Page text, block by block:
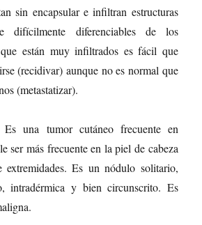
sin encapsular e infiltran estructuras
difícilmente diferenciables de los
están muy infiltrados es fácil que
(recidivar) aunque no es normal que
(metastatizar).
una tumor cutáneo frecuente en
ser más frecuente en la piel de cabeza
Es un nódulo solitario,
intradérmica y bien circunscrito. Es